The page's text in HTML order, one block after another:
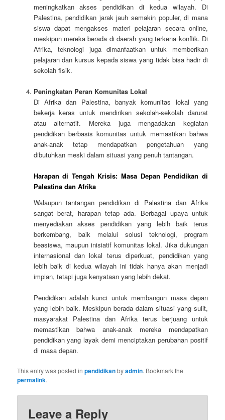
meningkatkan akses pendidikan di kedua wilayah. Di
Palestina, pendidikan jarak jauh semakin populer, di mana
siswa dapat mengakses materi pelajaran secara online,
meskipun mereka berada di daerah yang terkena konflik. Di
Afrika, teknologi juga dimanfaatkan untuk memberikan
pelajaran dan kursus kepada siswa yang tidak bisa hadir di
sekolah fisik.
Peningkatan Peran Komunitas Lokal
Di Afrika dan Palestina, banyak komunitas lokal yang
bekerja keras untuk mendirikan sekolah-sekolah darurat
atau alternatif. Mereka juga mengadakan kegiatan
pendidikan berbasis komunitas untuk memastikan bahwa
anak-anak tetap mendapatkan pengetahuan yang
dibutuhkan meski dalam situasi yang penuh tantangan.
Harapan di Tengah Krisis: Masa Depan Pendidikan di
Palestina dan Afrika
Walaupun tantangan pendidikan di Palestina dan Afrika
sangat berat, harapan tetap ada. Berbagai upaya untuk
menyediakan akses pendidikan yang lebih baik terus
berkembang, baik melalui solusi teknologi, program
beasiswa, maupun inisiatif komunitas lokal. Jika dukungan
internasional dan lokal terus diperkuat, pendidikan yang
lebih baik di kedua wilayah ini tidak hanya akan menjadi
impian, tetapi juga kenyataan yang lebih dekat.
Pendidikan adalah kunci untuk membangun masa depan
yang lebih baik. Meskipun berada dalam situasi yang sulit,
masyarakat Palestina dan Afrika terus berjuang untuk
memastikan bahwa anak-anak mereka mendapatkan
pendidikan yang layak demi menciptakan perubahan positif
di masa depan.
This entry was posted inpendidikanbyadmin. Bookmark the
permalink.
Leave a Reply